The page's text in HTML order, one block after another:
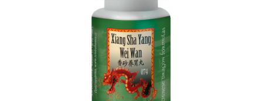
hviezdičiek.